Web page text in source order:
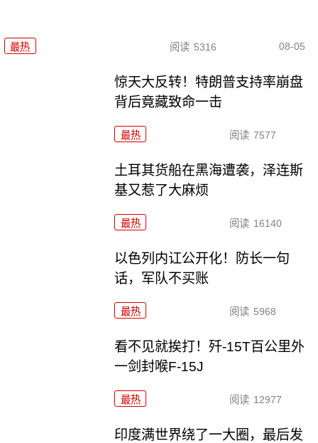
最热 阅读 5316 08-05
惊天大反转！特朗普支持率崩盘
背后竟藏致命一击
最热 阅读 7577
土耳其货船在黑海遭袭，泽连斯
基又惹了大麻烦
最热 阅读 16140
以色列内讧公开化！防长一句
话，军队不买账
最热 阅读 5968
看不见就挨打！歼-15T百公里外
一剑封喉F-15J
最热 阅读 12977
印度满世界绕了一大圈，最后发